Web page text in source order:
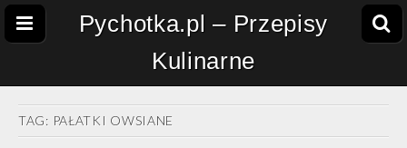
Pychotka.pl – Przepisy
Kulinarne
TAG: PAŁATKI OWSIANE